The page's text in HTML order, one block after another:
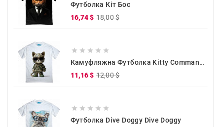
Футболка Кіт Бос
16,74 $ 18,00 $
    
Камуфляжна Футболка Kitty Commander
11,16 $ 12,00 $
    
Футболка Dive Doggy Dive Doggy